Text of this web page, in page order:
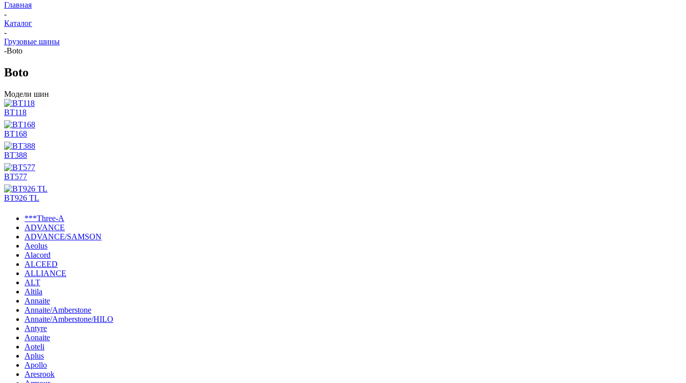
Главная
-
Каталог
-
Грузовые шины
-Boto
Boto
Модели шин
BT118
BT168
BT388
BT577
BT926 TL
***Three-A
ADVANCE
ADVANCE/SAMSON
Aeolus
Alacord
ALCEED
ALLIANCE
ALT
Altila
Annaite
Annaite/Amberstone
Annaite/Amberstone/HILO
Antyre
Aonaite
Aoteli
Aplus
Apollo
Aresrook